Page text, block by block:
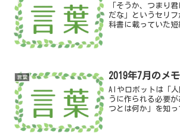
「そうか、つまり
だな」というセリ
科書に載っていた
言葉 2019年7月のメ
AIやロボットは「
うに作られる必要
つとは何か」を知